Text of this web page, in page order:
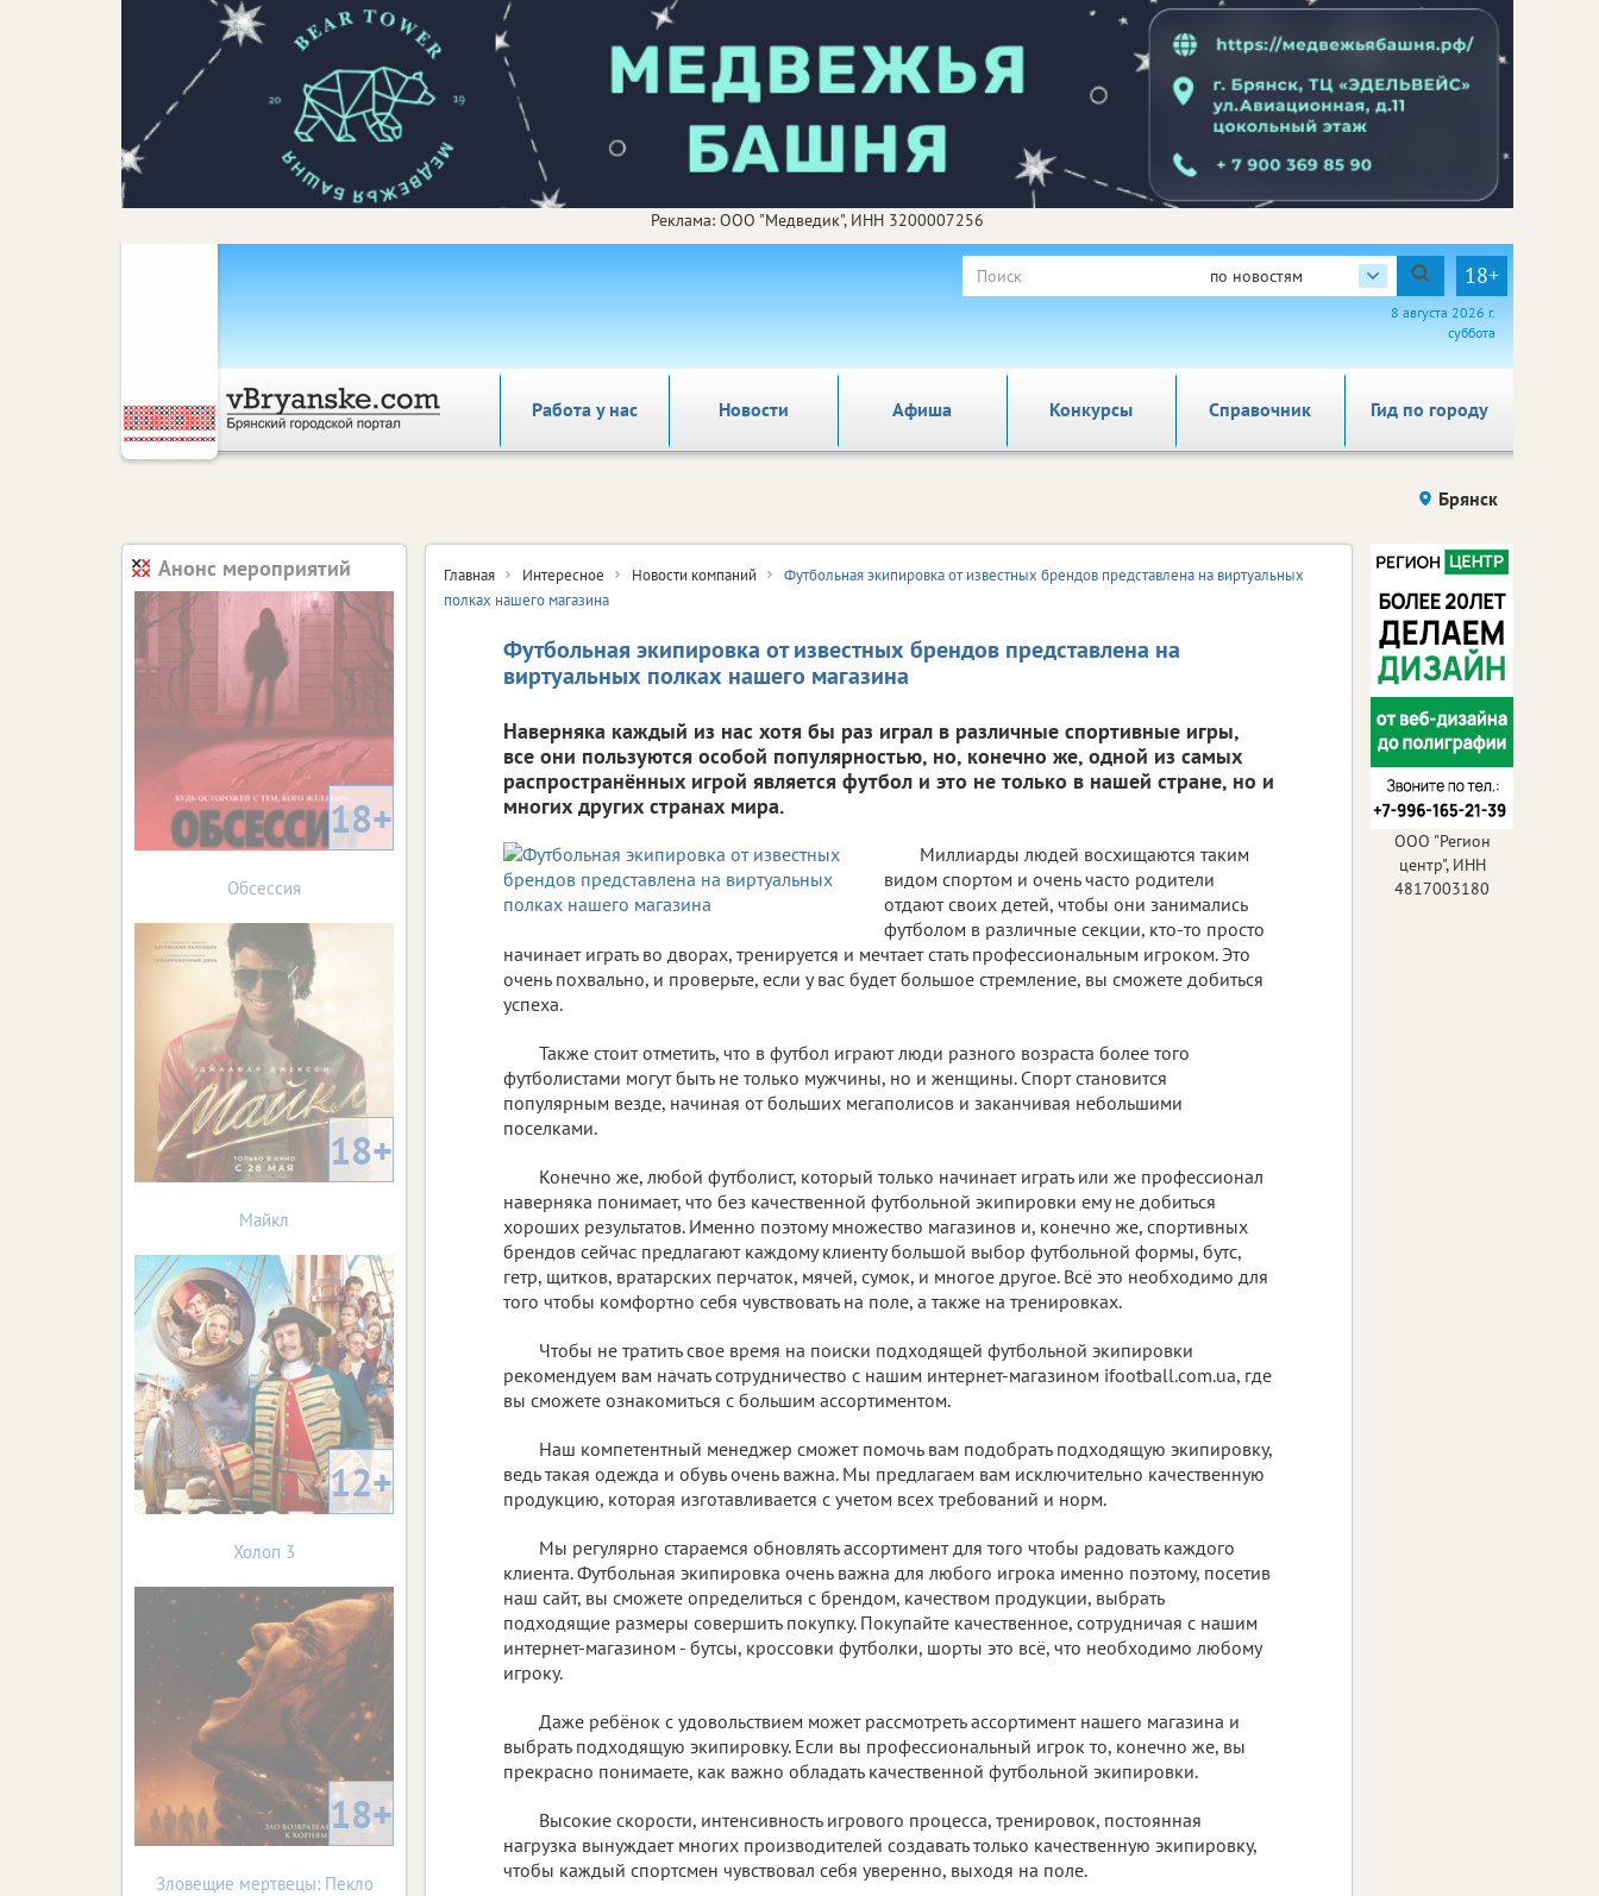
Реклама: ООО "Медведик", ИНН 3200007256
по новостям 18+
8 августа 2026 г.
суббота
Работа у нас Новости Афиша Справочник Гид по городу
Конкурсы
Брянск
Главная Интересное Новости компаний
Футбольная экипировка от известных брендов представлена на виртуальных
полках нашего магазина
Футбольная экипировка от известных брендов представлена на
виртуальных полках нашего магазина
Наверняка каждый из нас хотя бы раз играл в различные спортивные игры,
все они пользуются особой популярностью, но, конечно же, одной из самых
распространённых игрой является футбол и это не только в нашей стране, но и
многих других странах мира.
Миллиарды людей восхищаются таким
видом спортом и очень часто родители
отдают своих детей, чтобы они занимались
футболом в различные секции, кто-то просто
начинает играть во дворах, тренируется и мечтает стать профессиональным игроком. Это
очень похвально, и проверьте, если у вас будет большое стремление, вы сможете добиться
успеха.
Также стоит отметить, что в футбол играют люди разного возраста более того
футболистами могут быть не только мужчины, но и женщины. Спорт становится
популярным везде, начиная от больших мегаполисов и заканчивая небольшими
поселками.
Конечно же, любой футболист, который только начинает играть или же профессионал
наверняка понимает, что без качественной футбольной экипировки ему не добиться
хороших результатов. Именно поэтому множество магазинов и, конечно же, спортивных
брендов сейчас предлагают каждому клиенту большой выбор футбольной формы, бутс,
гетр, щитков, вратарских перчаток, мячей, сумок, и многое другое. Всё это необходимо для
того чтобы комфортно себя чувствовать на поле, а также на тренировках.
Чтобы не тратить свое время на поиски подходящей футбольной экипировки
рекомендуем вам начать сотрудничество с нашим интернет-магазином ifootball.com.ua, где
вы сможете ознакомиться с большим ассортиментом.
Наш компетентный менеджер сможет помочь вам подобрать подходящую экипировку,
ведь такая одежда и обувь очень важна. Мы предлагаем вам исключительно качественную
продукцию, которая изготавливается с учетом всех требований и норм.
Мы регулярно стараемся обновлять ассортимент для того чтобы радовать каждого
клиента. Футбольная экипировка очень важна для любого игрока именно поэтому, посетив
наш сайт, вы сможете определиться с брендом, качеством продукции, выбрать
подходящие размеры совершить покупку. Покупайте качественное, сотрудничая с нашим
интернет-магазином - бутсы, кроссовки футболки, шорты это всё, что необходимо любому
игроку.
Даже ребёнок с удовольствием может рассмотреть ассортимент нашего магазина и
выбрать подходящую экипировку. Если вы профессиональный игрок то, конечно же, вы
прекрасно понимаете, как важно обладать качественной футбольной экипировки.
Высокие скорости, интенсивность игрового процесса, тренировок, постоянная
нагрузка вынуждает многих производителей создавать только качественную экипировку,
чтобы каждый спортсмен чувствовал себя уверенно, выходя на поле.
Анонс мероприятий
18+
Обсессия
18+
Майкл
12+
Холоп 3
18+
Зловещие мертвецы: Пекло
ООО "Регион
центр", ИНН
4817003180